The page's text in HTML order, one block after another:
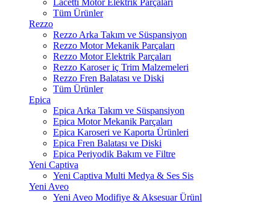
Lacetti Motor Elektrik Parçaları
Tüm Ürünler
Rezzo
Rezzo Arka Takım ve Süspansiyon
Rezzo Motor Mekanik Parçaları
Rezzo Motor Elektrik Parçaları
Rezzo Karoser iç Trim Malzemeleri
Rezzo Fren Balatası ve Diski
Tüm Ürünler
Epica
Epica Arka Takım ve Süspansiyon
Epica Motor Mekanik Parçaları
Epica Karoseri ve Kaporta Ürünleri
Epica Fren Balatası ve Diski
Epica Periyodik Bakım ve Filtre
Yeni Captiva
Yeni Captiva Multi Medya & Ses Sis
Yeni Aveo
Yeni Aveo Modifiye & Aksesuar Ürünl